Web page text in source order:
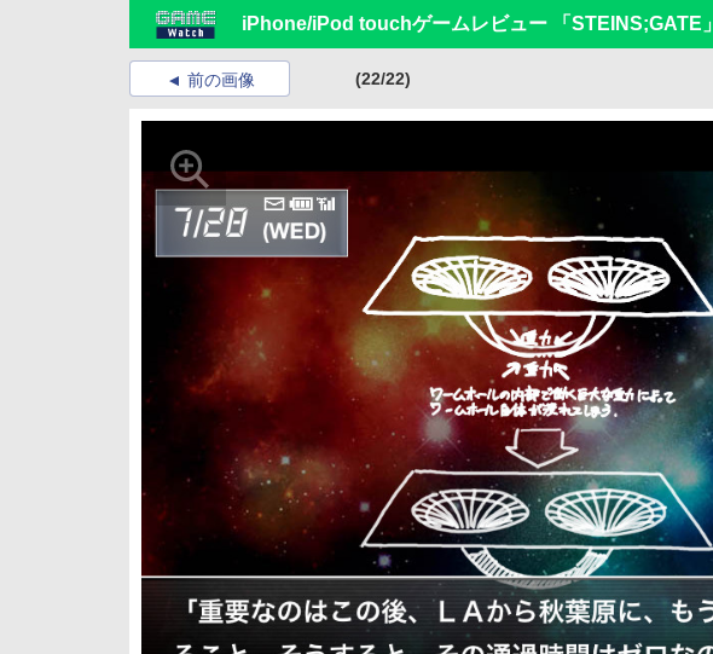
iPhone/iPod touchゲームレビュー 「STEINS;GATE」
前の画像 (22/22)